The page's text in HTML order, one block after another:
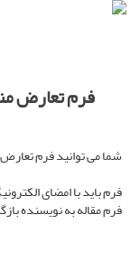
فرم تعارض
شما می توانید فرم تعارض
فرم باید با امضای
فرم مقاله به نویسنده